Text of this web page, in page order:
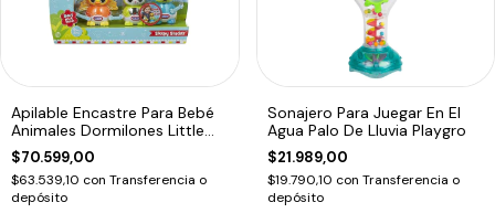
Apilable Encastre Para Bebé
Animales Dormilones Little
Tikes
$70.599,00
$63.539,10 con Transferencia o
depósito
Sonajero Para Juegar En El
Agua Palo De Lluvia Playgro
$21.989,00
$19.790,10 con Transferencia o
depósito